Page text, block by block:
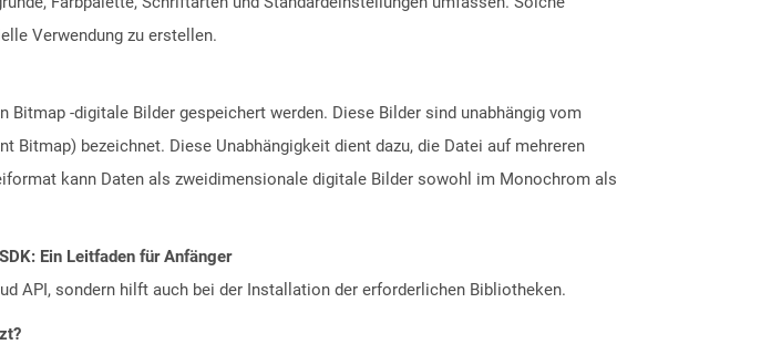
Verwendung zu erstellen.
-digitale Bilder gespeichert werden. Diese Bilder sind unabhängig vom
Bitmap) bezeichnet. Diese Unabhängigkeit dient dazu, die Datei auf mehreren
kann Daten als zweidimensionale digitale Bilder sowohl im Monochrom als
Ein Leitfaden für Anfänger
API, sondern hilft auch bei der Installation der erforderlichen Bibliotheken.